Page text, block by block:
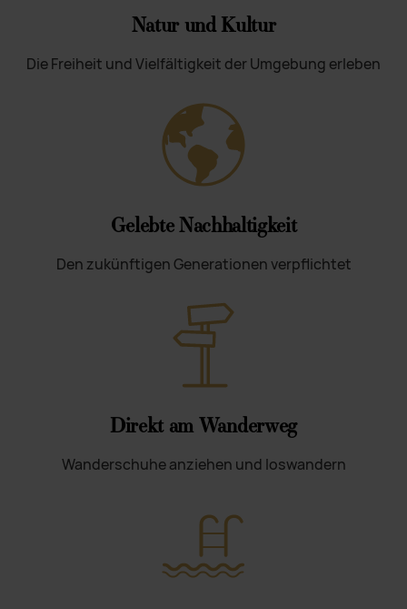
Natur und Kultur
Die Freiheit und Vielfältigkeit der Umgebung erleben
Gelebte Nachhaltigkeit
Den zukünftigen Generationen verpflichtet
Direkt am Wanderweg
Wanderschuhe anziehen und loswandern